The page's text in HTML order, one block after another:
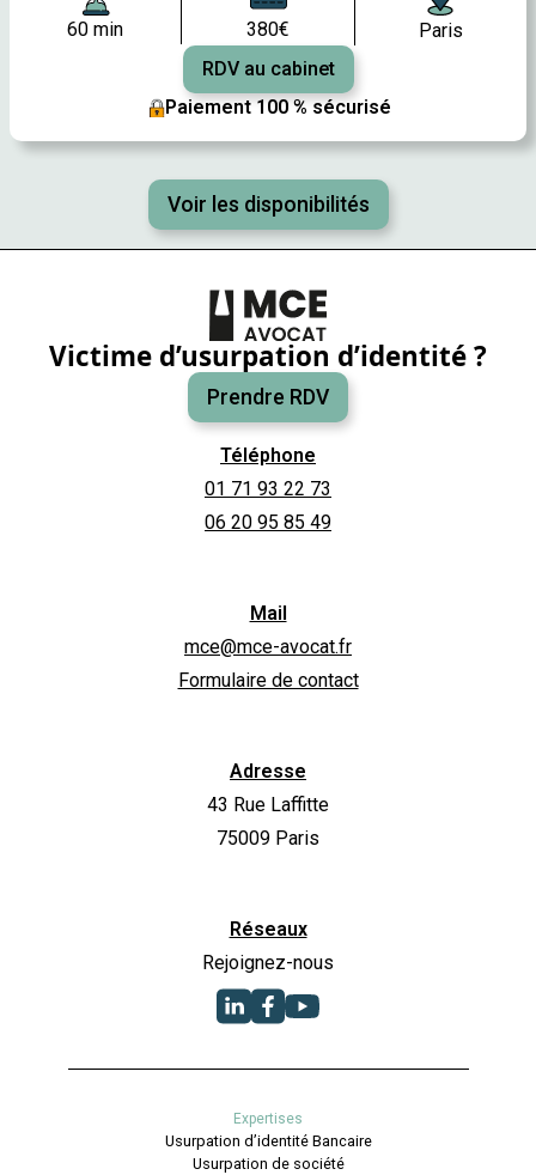
60 min 380€
Paris
RDV au cabinet
Paiement 100 % sécurisé
Voir les disponibilités
Victime d’usurpation d’identité ?
Prendre RDV
Téléphone
01 71 93 22 73
06 20 95 85 49
Mail
mce@mce-avocat.fr
Formulaire de contact
Adresse
43 Rue Laffitte
75009 Paris
Réseaux
Rejoignez-nous
Expertises
Usurpation d’identité Bancaire
Usurpation de société